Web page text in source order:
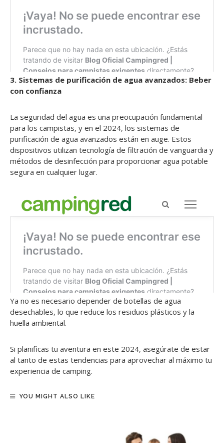
3. Sistemas de purificación de agua avanzados: Beber
con confianza
La seguridad del agua es una preocupación fundamental
para los campistas, y en el 2024, los sistemas de
purificación de agua avanzados están en auge. Estos
dispositivos utilizan tecnología de filtración de vanguardia y
métodos de desinfección para proporcionar agua potable
segura en cualquier lugar.
Ya no es necesario depender de botellas de agua
desechables, lo que reduce los residuos plásticos y la
huella ambiental.
Si planificas tu aventura en este 2024, asegúrate de estar
al tanto de estas tendencias para aprovechar al máximo tu
experiencia de camping.
YOU MIGHT ALSO LIKE